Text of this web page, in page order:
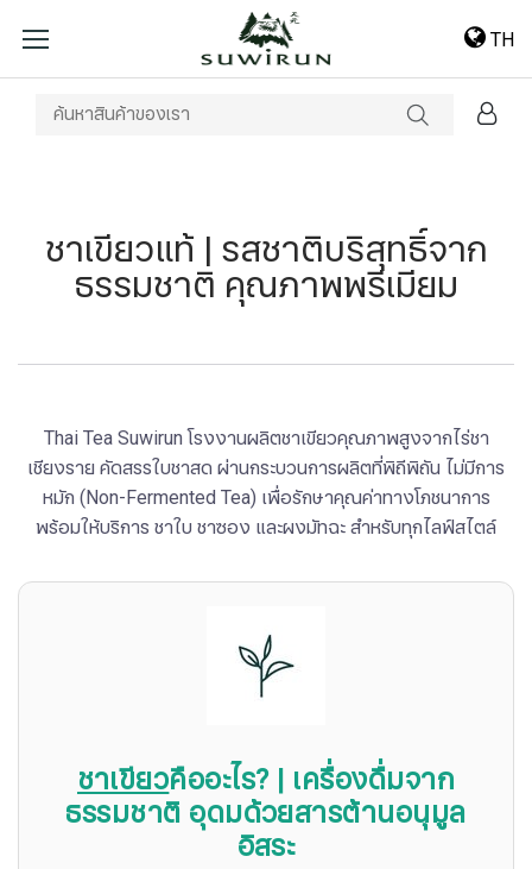
TH
ชาเขียวแท้ | รสชาติบริสุทธิ์จาก
ธรรมชาติ คุณภาพพรีเมียม
Thai Tea Suwirun โรงงานผลิตชาเขียวคุณภาพสูงจากไร่ชา
เชียงราย คัดสรรใบชาสด ผ่านกระบวนการผลิตที่พิถีพิถัน ไม่มีการ
หมัก (Non-Fermented Tea) เพื่อรักษาคุณค่าทางโภชนาการ
พร้อมให้บริการ ชาใบ ชาซอง และผงมัทฉะ สำหรับทุกไลฟ์สไตล์
​​ชาเขียวคืออะไร? | เครื่องดื่มจาก
ธรรมชาติ อุดมด้วยสารต้านอนุมูล
อิสระ